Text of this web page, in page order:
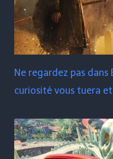
Ne regardez pas
curiosité vous tuera